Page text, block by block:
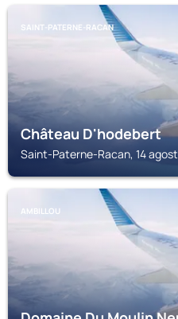
SAINT-PATERNE-RACAN
Château D'hodebert
Saint-Paterne-Racan, 14
AMBILLOU